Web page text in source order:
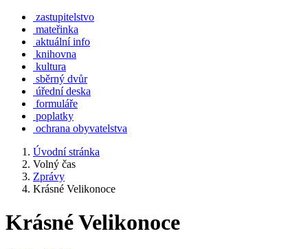
zastupitelstvo
mateřinka
aktuální info
knihovna
kultura
sběrný dvůr
úřední deska
formuláře
poplatky
ochrana obyvatelstva
Úvodní stránka
Volný čas
Zprávy
Krásné Velikonoce
Krásné Velikonoce